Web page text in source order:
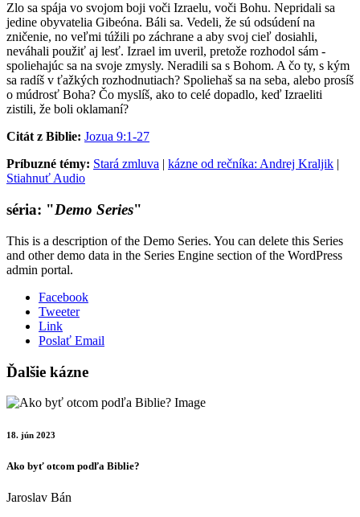
Zlo sa spája vo svojom boji voči Izraelu, voči Bohu. Nepridali sa
jedine obyvatelia Gibeóna. Báli sa. Vedeli, že sú odsúdení na
zničenie, no veľmi túžili po záchrane a aby svoj cieľ dosiahli,
neváhali použiť aj lesť. Izrael im uveril, pretože rozhodol sám -
spoliehajúc sa na svoje zmysly. Neradili sa s Bohom. A čo ty, s kým
sa radíš v ťažkých rozhodnutiach? Spoliehaš sa na seba, alebo prosíš
o múdrosť Boha? Čo myslíš, ako to celé dopadlo, keď Izraeliti
zistili, že boli oklamaní?
Citát z Biblie: Jozua 9:1-27
Príbuzné témy: Stará zmluva | kázne od rečníka: Andrej Kraljik |
Stiahnuť Audio
séria: "Demo Series"
This is a description of the Demo Series. You can delete this Series
and other demo data in the Series Engine section of the WordPress
admin portal.
Facebook
Tweeter
Link
Poslať Email
Ďalšie kázne
18. jún 2023
Ako byť otcom podľa Biblie?
Jaroslav Bán